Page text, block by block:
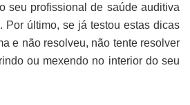
seu profissional de saúde auditiva
Por último, se já testou estas dicas
e não resolveu, não tente resolver
ou mexendo no interior do seu